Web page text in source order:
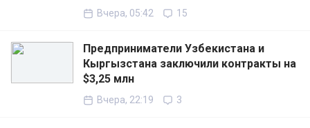
Вчера, 05:42 15
Предприниматели Узбекистана и
Кыргызстана заключили контракты на
$3,25 млн
Вчера, 22:19 3